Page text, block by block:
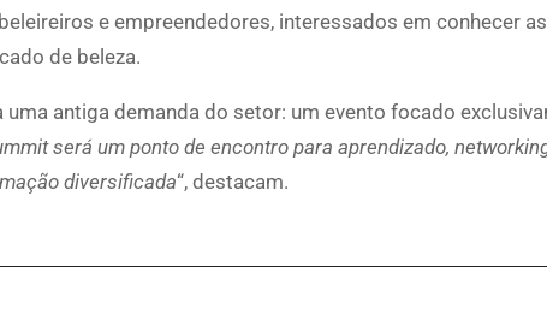
e empreendedores, interessados em conhecer
de beleza.
antiga demanda do setor: um evento focado
será um ponto de encontro para aprendizado,
diversificada“, destacam.